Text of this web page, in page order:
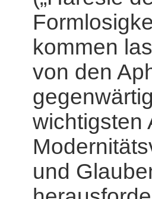
kommen
von den
wichtigsten
und